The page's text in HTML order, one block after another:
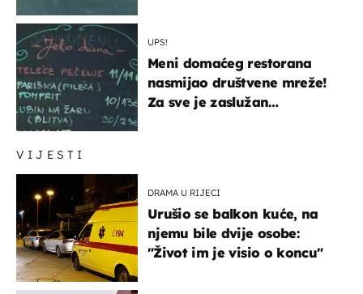
VIJESTI
DRAMA U RIJECI
Urušio se balkon kuće, na
njemu bile dvije osobe:
"Život im je visio o koncu"
UPS!
Meni domaćeg restorana
nasmijao društvene mreže!
Za sve je zaslužan